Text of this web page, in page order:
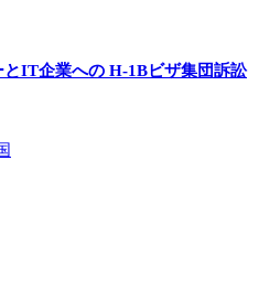
IT企業への H-1Bビザ集団訴訟